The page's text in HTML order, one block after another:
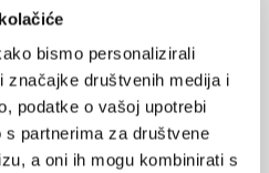
bismo personalizirali
značajke društvenih medija i
podatke o vašoj upotrebi
partnerima za društvene
a oni ih mogu kombinirati s
POVRATAK
NA VRH